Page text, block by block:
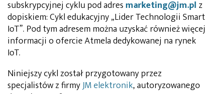
subskrypcyjnej cyklu pod adres marketing@jm.pl z
dopiskiem: Cykl edukacyjny „Lider Technologii Smart
IoT”. Pod tym adresem można uzyskać również więcej
informacji o ofercie Atmela dedykowanej na rynek
IoT.
Niniejszy cykl został przygotowany przez
specjalistów z firmyJM elektronik, autoryzowanego